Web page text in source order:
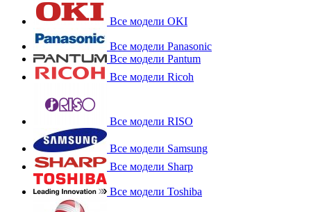
Все модели OKI
Все модели Panasonic
Все модели Pantum
Все модели Ricoh
Все модели RISO
Все модели Samsung
Все модели Sharp
Все модели Toshiba